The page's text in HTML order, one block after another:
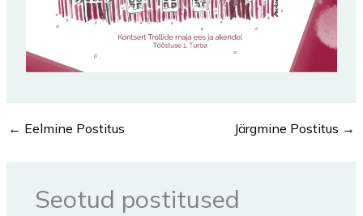
← Eelmine Postitus Järgmine Postitus →
Seotud postitused